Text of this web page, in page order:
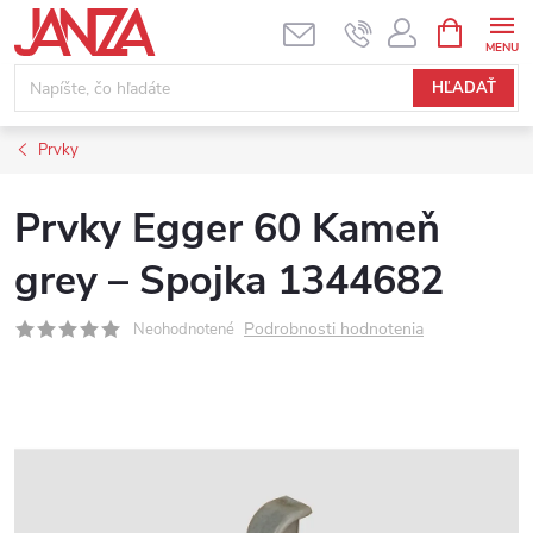
Prejsť na obsah
HĽADAŤ
Prvky
Prvky Egger 60 Kameň
grey – Spojka 1344682
Neohodnotené Podrobnosti hodnotenia